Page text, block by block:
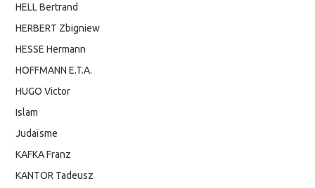
HELL Bertrand
HERBERT Zbigniew
HESSE Hermann
HOFFMANN E.T.A.
HUGO Victor
Islam
Judaïsme
KAFKA Franz
KANTOR Tadeusz